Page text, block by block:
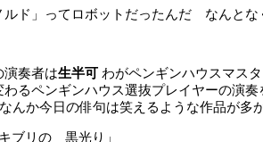
ルド」ってロボットだったんだ なんと
演奏者は生半可 わがペンギンハウスマス
るペンギンハウス選抜プレイヤーの演
んか今日の俳句は笑えるような作品が
ブリの 黒光り」